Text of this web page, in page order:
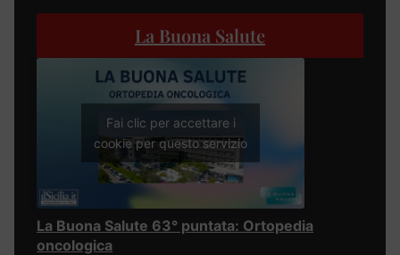
La Buona Salute
Fai clic per accettare i
cookie per questo servizio
La Buona Salute 63° puntata: Ortopedia
oncologica